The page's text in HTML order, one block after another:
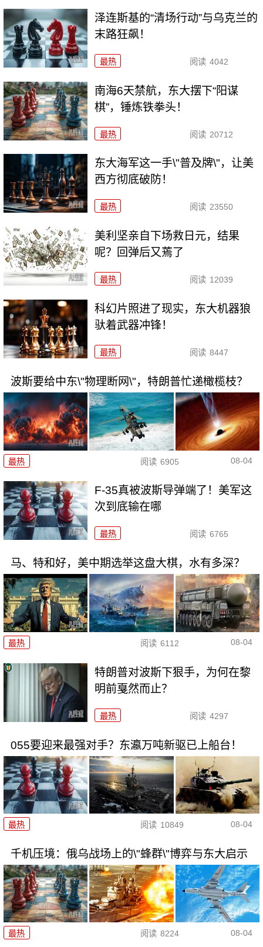
泽连斯基的“清场行动”与乌克兰的
末路狂飙！
最热 阅读 4042
南海6天禁航，东大摆下“阳谋
棋”，锤炼铁拳头！
最热 阅读 20712
东大海军这一手\"普及牌\"，让美
西方彻底破防！
最热 阅读 23550
美利坚亲自下场救日元，结果
呢？回弹后又蔫了
最热 阅读 12039
科幻片照进了现实，东大机器狼
驮着武器冲锋！
最热 阅读 8447
波斯要给中东\"物理断网\"，特朗普忙递橄榄枝？
最热 阅读 6905 08-04
F-35真被波斯导弹端了！美军这
次到底输在哪
最热 阅读 6765
马、特和好，美中期选举这盘大棋，水有多深？
最热 阅读 6112 08-04
特朗普对波斯下狠手，为何在黎
明前戛然而止？
最热 阅读 4297
055要迎来最强对手？东瀛万吨新驱已上船台！
最热 阅读 10849 08-04
千机压境：俄乌战场上的\"蜂群\"博弈与东大启示
最热 阅读 8224 08-04